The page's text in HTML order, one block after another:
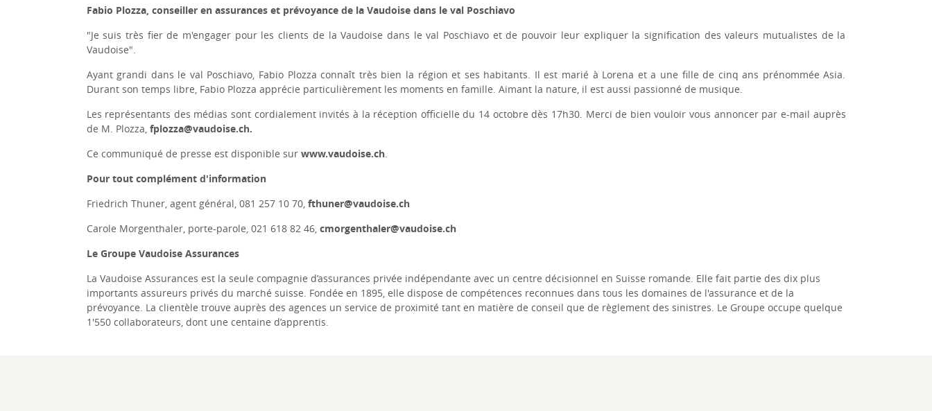
Fabio Plozza, conseiller en assurances et prévoyance de la Vaudoise dans le val Poschiavo
"Je suis très fier de m'engager pour les clients de la Vaudoise dans le val Poschiavo et de pouvoir leur expliquer la signification des valeurs mutualistes de la
Vaudoise".
Ayant grandi dans le val Poschiavo, Fabio Plozza connaît très bien la région et ses habitants. Il est marié à Lorena et a une fille de cinq ans prénommée Asia.
Durant son temps libre, Fabio Plozza apprécie particulièrement les moments en famille. Aimant la nature, il est aussi passionné de musique.
Les représentants des médias sont cordialement invités à la réception officielle du 14 octobre dès 17h30. Merci de bien vouloir vous annoncer par e-mail auprès
de M. Plozza, fplozza@vaudoise.ch.
Ce communiqué de presse est disponible sur www.vaudoise.ch.
Pour tout complément d'information
Friedrich Thuner, agent général, 081 257 10 70, fthuner@vaudoise.ch
Carole Morgenthaler, porte-parole, 021 618 82 46, cmorgenthaler@vaudoise.ch
Le Groupe Vaudoise Assurances
La Vaudoise Assurances est la seule compagnie d’assurances privée indépendante avec un centre décisionnel en Suisse romande. Elle fait partie des dix plus
importants assureurs privés du marché suisse. Fondée en 1895, elle dispose de compétences reconnues dans tous les domaines de l'assurance et de la
prévoyance. La clientèle trouve auprès des agences un service de proximité tant en matière de conseil que de règlement des sinistres. Le Groupe occupe quelque
1'550 collaborateurs, dont une centaine d’apprentis.